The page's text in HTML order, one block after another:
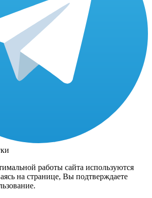
работы сайта используются
на странице, Вы подтверждаете